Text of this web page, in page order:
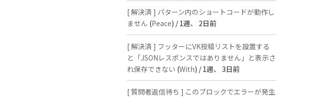
[ 解決済 ] パターン内のショートコードが動作し
ません (Peace) /1週、 2日前
[ 解決済 ] フッターにVK投稿リストを設置する
と「JSONレスポンスではありません」と表示さ
れ保存できない (With) /1週、 3日前
[ 質問者返信待ち ] このブロックでエラーが発生